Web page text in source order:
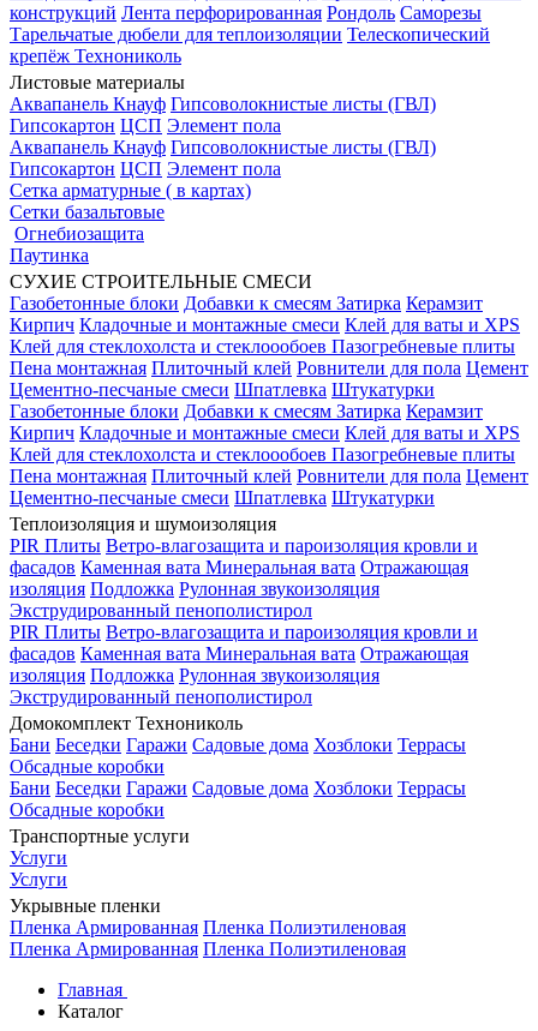
конструкций Лента перфорированная Рондоль Саморезы
Тарельчатые дюбели для теплоизоляции Телескопический
крепёж Технониколь
Листовые материалы
Аквапанель Кнауф Гипсоволокнистые листы (ГВЛ)
Гипсокартон ЦСП Элемент пола
Аквапанель Кнауф Гипсоволокнистые листы (ГВЛ)
Гипсокартон ЦСП Элемент пола
Сетка арматурные ( в картах)
Сетки базальтовые
Огнебиозащита
Паутинка
СУХИЕ СТРОИТЕЛЬНЫЕ СМЕСИ
Газобетонные блоки Добавки к смесям Затирка Керамзит
Кирпич Кладочные и монтажные смеси Клей для ваты и XPS
Клей для стеклохолста и стеклоообоев Пазогребневые плиты
Пена монтажная Плиточный клей Ровнители для пола Цемент
Цементно-песчаные смеси Шпатлевка Штукатурки
Газобетонные блоки Добавки к смесям Затирка Керамзит
Кирпич Кладочные и монтажные смеси Клей для ваты и XPS
Клей для стеклохолста и стеклоообоев Пазогребневые плиты
Пена монтажная Плиточный клей Ровнители для пола Цемент
Цементно-песчаные смеси Шпатлевка Штукатурки
Теплоизоляция и шумоизоляция
PIR Плиты Ветро-влагозащита и пароизоляция кровли и
фасадов Каменная вата Минеральная вата Отражающая
изоляция Подложка Рулонная звукоизоляция
Экструдированный пенополистирол
PIR Плиты Ветро-влагозащита и пароизоляция кровли и
фасадов Каменная вата Минеральная вата Отражающая
изоляция Подложка Рулонная звукоизоляция
Экструдированный пенополистирол
Домокомплект Технониколь
Бани Беседки Гаражи Садовые дома Хозблоки Террасы
Обсадные коробки
Бани Беседки Гаражи Садовые дома Хозблоки Террасы
Обсадные коробки
Транспортные услуги
Услуги
Услуги
Укрывные пленки
Пленка Армированная Пленка Полиэтиленовая
Пленка Армированная Пленка Полиэтиленовая
Главная
Каталог